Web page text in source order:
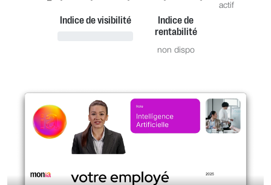
actif
Indice de visibilité
Indice de
rentabilité
non dispo